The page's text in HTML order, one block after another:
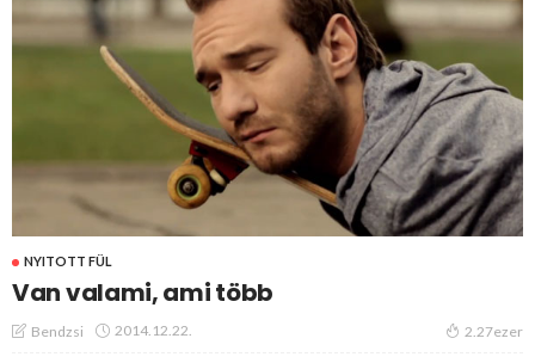
NYITOTT FÜL
Van valami, ami több
Bendzsi 2014.12.22. 2.27ezer